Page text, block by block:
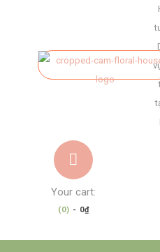
Your cart:
(0) - 0₫